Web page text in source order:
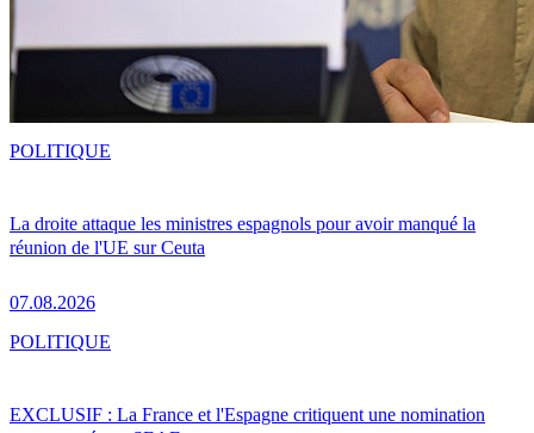
La droite attaque les ministres espagnols pour avoir manqué la
réunion de l'UE sur Ceuta
07.08.2026
POLITIQUE
EXCLUSIF : La France et l'Espagne critiquent une nomination
POLITIQUE